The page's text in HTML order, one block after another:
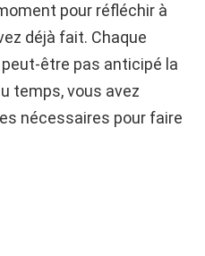
pour réfléchir à
déjà fait. Chaque
être pas anticipé la
temps, vous avez
nécessaires pour faire